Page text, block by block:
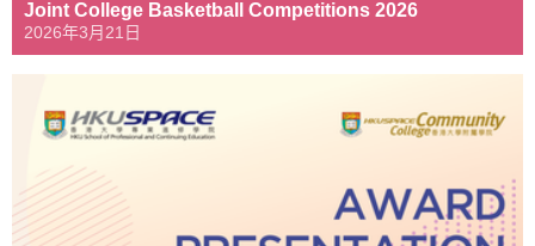
Joint College Basketball Competitions 2026
2026年3月21日